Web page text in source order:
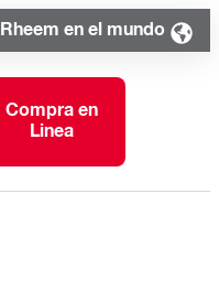
Rheem en el mundo
Compra en
Linea